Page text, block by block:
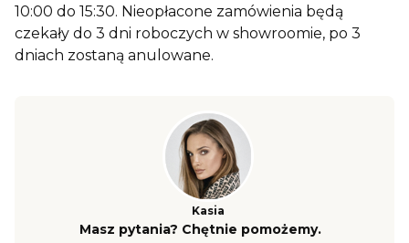
10:00 do 15:30. Nieopłacone zamówienia będą
czekały do 3 dni roboczych w showroomie, po 3
dniach zostaną anulowane.
Kasia
Masz pytania? Chętnie pomożemy.